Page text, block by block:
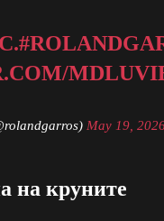
May 19,
на круните